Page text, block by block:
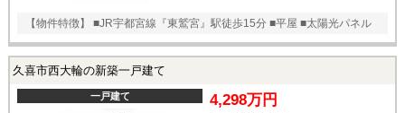
【物件特徴】 ■JR宇都宮線『東鷲宮』駅徒歩15分 ■平屋 ■太陽光パネル
久喜市西大輪の新築一戸建て
一戸建て 4,298万円